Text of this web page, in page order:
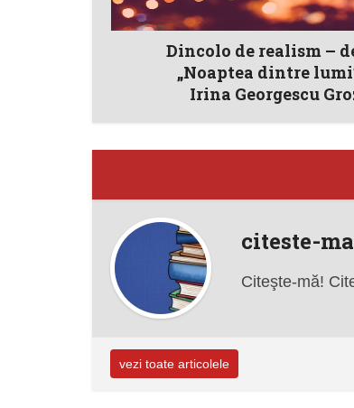
Dincolo de realism –
„Noaptea dintre
Irina Georgescu
citeste-
Citeşte-mă!
vezi toate articolele